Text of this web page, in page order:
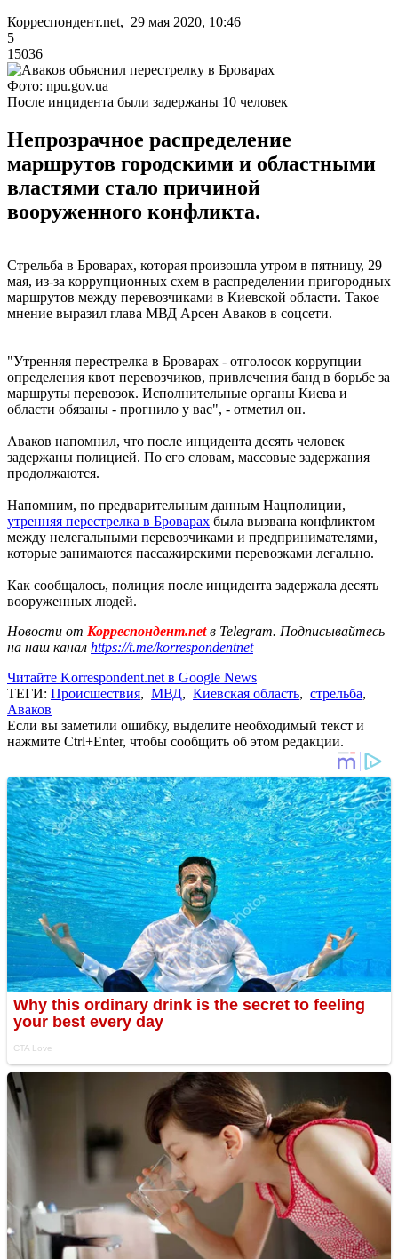
Корреспондент.net, 29 мая 2020, 10:46
5
15036
Фото: npu.gov.ua
После инцидента были задержаны 10 человек
Непрозрачное распределение
маршрутов городскими и областными
властями стало причиной
вооруженного конфликта.
Стрельба в Броварах, которая произошла утром в пятницу, 29
мая, из-за коррупционных схем в распределении пригородных
маршрутов между перевозчиками в Киевской области. Такое
мнение выразил глава МВД Арсен Аваков в соцсети.
"Утренняя перестрелка в Броварах - отголосок коррупции
определения квот перевозчиков, привлечения банд в борьбе за
маршруты перевозок. Исполнительные органы Киева и
области обязаны - прогнило у вас", - отметил он.
Аваков напомнил, что после инцидента десять человек
задержаны полицией. По его словам, массовые задержания
продолжаются.
Напомним, по предварительным данным Нацполиции,
утренняя перестрелка в Броварах была вызвана конфликтом
между нелегальными перевозчиками и предпринимателями,
которые занимаются пассажирскими перевозками легально.
Как сообщалось, полиция после инцидента задержала десять
вооруженных людей.
Новости от Корреспондент.netв Telegram. Подписывайтесь
на наш канал https://t.me/korrespondentnet
Читайте Korrespondent.net в Google News
ТЕГИ: Происшествия, МВД, Киевская область, стрельба,
Аваков
Если вы заметили ошибку, выделите необходимый текст и
нажмите Ctrl+Enter, чтобы сообщить об этом редакции.